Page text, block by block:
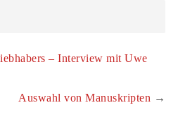
– Interview mit Uwe
Auswahl von Manuskripten →